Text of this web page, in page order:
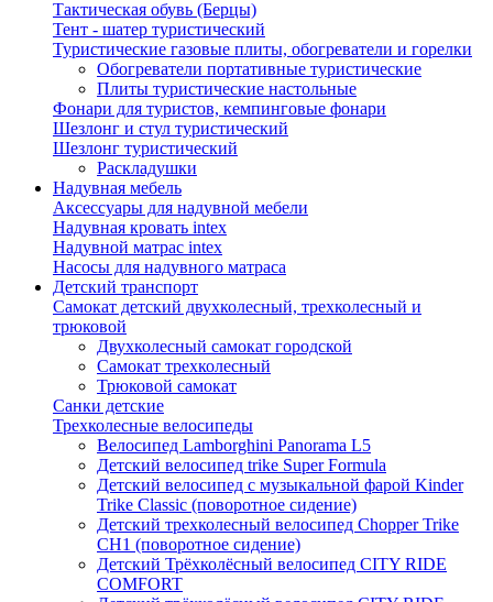
Тактическая обувь (Берцы)
Тент - шатер туристический
Туристические газовые плиты, обогреватели и горелки
Обогреватели портативные туристические
Плиты туристические настольные
Фонари для туристов, кемпинговые фонари
Шезлонг и стул туристический
Шезлонг туристический
Раскладушки
Надувная мебель
Аксессуары для надувной мебели
Надувная кровать intex
Надувной матрас intex
Насосы для надувного матраса
Детский транспорт
Самокат детский двухколесный, трехколесный и
трюковой
Двухколесный самокат городской
Самокат трехколесный
Трюковой самокат
Санки детские
Трехколесные велосипеды
Велосипед Lamborghini Panorama L5
Детский велосипед trike Super Formula
Детский велосипед с музыкальной фарой Kinder
Trike Classic (поворотное сидение)
Детский трехколесный велосипед Chopper Trike
CH1 (поворотное сидение)
Детский Трёхколёсный велосипед CITY RIDE
COMFORT